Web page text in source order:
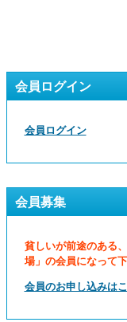
会員ログイン
会員ログイン
会員募集
貧しいが前途のある
場」の会員になって下
会員のお申し込みは